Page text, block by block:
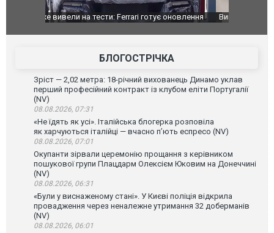
Вийшов трейлер нової екранізації легендарного
БЛОГОСТРІЧКА
Зріст — 2,02 метра: 18-річний вихованець Динамо уклав
перший професійний контракт із клубом еліти Португалії
(NV)
08.08.2026, 07:31
«Не їдять як усі». Італійська блогерка розповіла
як харчуються італійці — вчасно п’ють еспресо (NV)
08.08.2026, 07:01
Окупанти зірвали церемонію прощання з керівником
пошукової групи Плацдарм Олексієм Юковим на Донеччині
(NV)
08.08.2026, 06:31
«Були у виснаженому стані». У Києві поліція відкрила
провадження через неналежне утримання 32 доберманів
(NV)
08.08.2026, 06:01